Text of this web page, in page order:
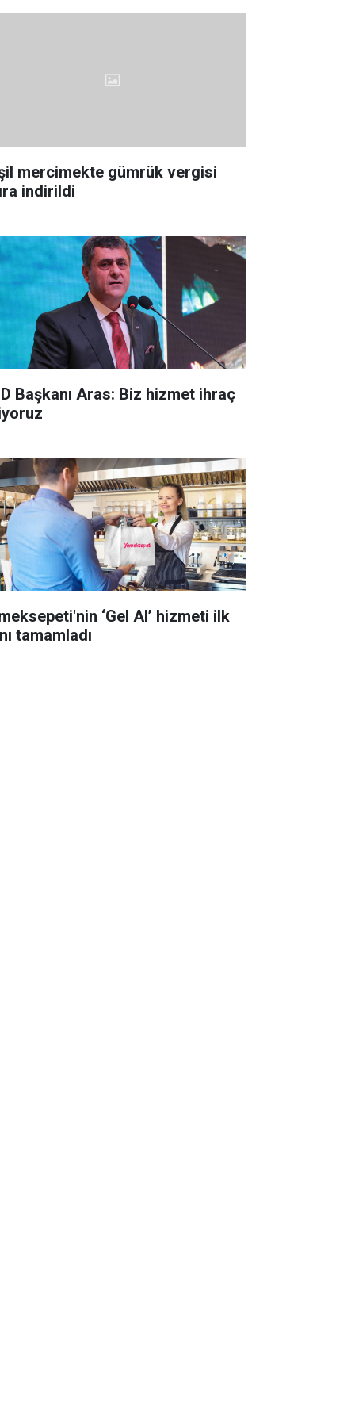
mercimekte gümrük vergisi
indirildi
Başkanı Aras: Biz hizmet ihraç
‘Gel Al’ hizmeti ilk
tamamladı